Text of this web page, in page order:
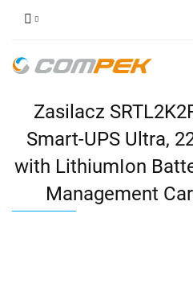
Zasilacz
Smart-UPS Ultra,
with LithiumIon
Management